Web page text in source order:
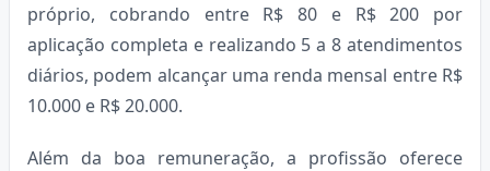
próprio, cobrando entre R$ 80 e R$ 200 por
aplicação completa e realizando 5 a 8 atendimentos
diários, podem alcançar uma renda mensal entre R$
10.000 e R$ 20.000.
Além da boa remuneração, a profissão oferece